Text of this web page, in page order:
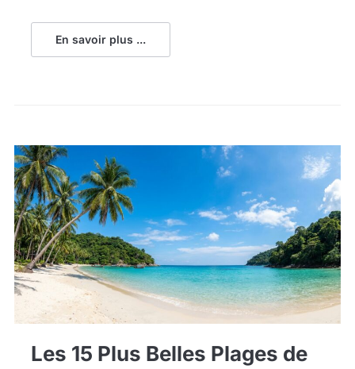
En savoir plus ...
Les 15 Plus Belles Plages de